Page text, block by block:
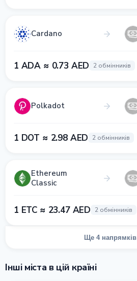
Cardano
1 ADA ≈ 0.73 AED 2 обмінників
Polkadot
1 DOT ≈ 2.98 AED 2 обмінників
Ethereum
Classic
1 ETC ≈ 23.47 AED 2 обмінників
Ще 4 напрямків
Інші міста в цій країні